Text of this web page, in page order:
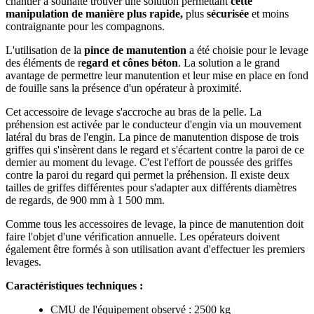
manipulation de manière plus rapide, plus sécurisée et moins
contraignante pour les compagnons.
L'utilisation de la pince de manutention a été choisie pour le levage
des éléments de regard et cônes béton. La solution a le grand
avantage de permettre leur manutention et leur mise en place en fond
de fouille sans la présence d'un opérateur à proximité.
Cet accessoire de levage s'accroche au bras de la pelle. La
préhension est activée par le conducteur d'engin via un mouvement
latéral du bras de l'engin. La pince de manutention dispose de trois
griffes qui s'insèrent dans le regard et s'écartent contre la paroi de ce
dernier au moment du levage. C'est l'effort de poussée des griffes
contre la paroi du regard qui permet la préhension. Il existe deux
tailles de griffes différentes pour s'adapter aux différents diamètres
de regards, de 900 mm à 1 500 mm.
Comme tous les accessoires de levage, la pince de manutention doit
faire l'objet d'une vérification annuelle. Les opérateurs doivent
également être formés à son utilisation avant d'effectuer les premiers
levages.
Caractéristiques techniques :
CMU de l'équipement observé : 2500 kg